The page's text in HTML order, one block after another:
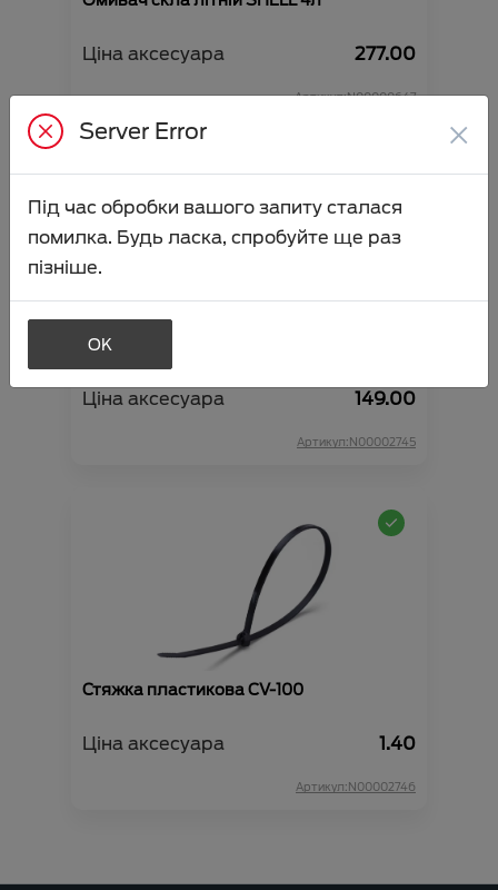
Ціна аксесуара 277.00
Артикул:N00000647
Омивач скла літній VIDI 4л (папайя-
Ціна аксесуара 149.00
Артикул:N00002745
Стяжка пластикова CV-100
Ціна аксесуара 1.40
Артикул:N00002746
Server Error ×
Під час обробки вашого запиту сталася
помилка. Будь ласка, спробуйте ще раз
пізніше.
OK